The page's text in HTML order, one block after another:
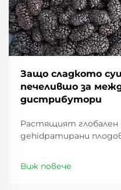
Защо сладкото
печелившо за
дистрибутори
Растящият глобален
деhidратирани
последното
изгодни
Виж повече